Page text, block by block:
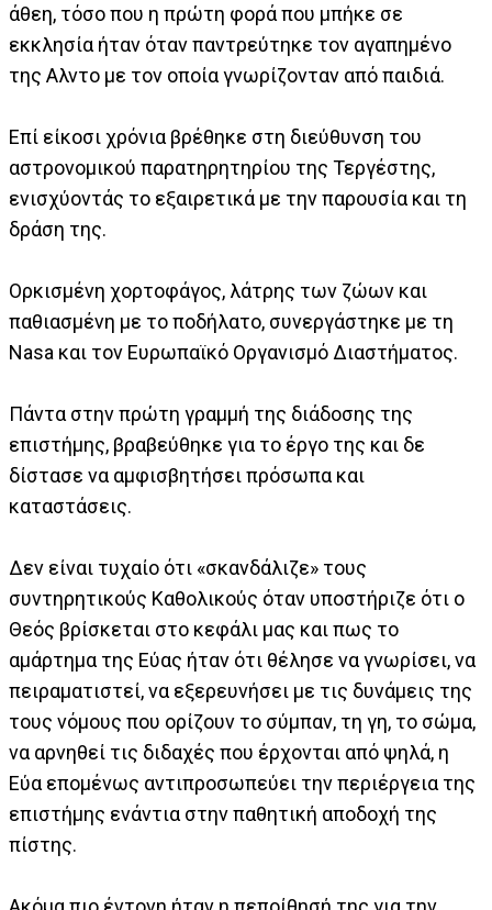
άθεη, τόσο που η πρώτη φορά που μπήκε σε
εκκλησία ήταν όταν παντρεύτηκε τον αγαπημένο
της Αλντο με τον οποία γνωρίζονταν από παιδιά.
Επί είκοσι χρόνια βρέθηκε στη διεύθυνση του
αστρονομικού παρατηρητηρίου της Τεργέστης,
ενισχύοντάς το εξαιρετικά με την παρουσία και τη
δράση της.
Ορκισμένη χορτοφάγος, λάτρης των ζώων και
παθιασμένη με το ποδήλατο, συνεργάστηκε με τη
Nasa και τον Ευρωπαϊκό Οργανισμό Διαστήματος.
Πάντα στην πρώτη γραμμή της διάδοσης της
επιστήμης, βραβεύθηκε για το έργο της και δε
δίστασε να αμφισβητήσει πρόσωπα και
καταστάσεις.
Δεν είναι τυχαίο ότι «σκανδάλιζε» τους
συντηρητικούς Καθολικούς όταν υποστήριζε ότι ο
Θεός βρίσκεται στο κεφάλι μας και πως το
αμάρτημα της Εύας ήταν ότι θέλησε να γνωρίσει, να
πειραματιστεί, να εξερευνήσει με τις δυνάμεις της
τους νόμους που ορίζουν το σύμπαν, τη γη, το σώμα,
να αρνηθεί τις διδαχές που έρχονται από ψηλά, η
Εύα επομένως αντιπροσωπεύει την περιέργεια της
επιστήμης ενάντια στην παθητική αποδοχή της
πίστης.